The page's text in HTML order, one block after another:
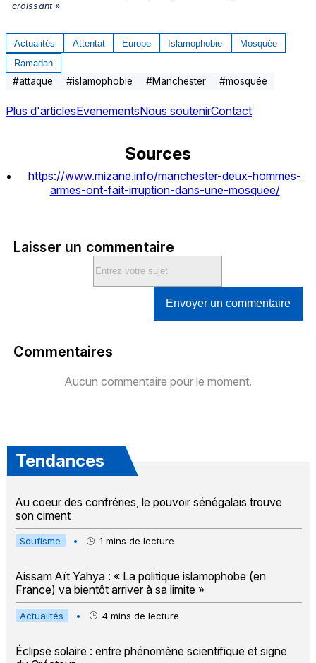
croissant ».
Actualités Attentat Europe Islamophobie
Mosquée
Ramadan
#attaque #islamophobie #Manchester #mosquée
Plus d'articlesEvenementsNous soutenirContact
Sources
https://www.mizane.info/manchester-deux-hommes-
armes-ont-fait-irruption-dans-une-mosquee/
Laisser un commentaire
Envoyer un commentaire
Commentaires
Aucun commentaire pour le moment.
Tendances
Au coeur des confréries, le pouvoir sénégalais trouve
son ciment
Soufisme • 1 mins de lecture
Aissam Aït Yahya : « La politique islamophobe (en
France) va bientôt arriver à sa limite »
Actualités • 4 mins de lecture
Éclipse solaire : entre phénomène scientifique et signe